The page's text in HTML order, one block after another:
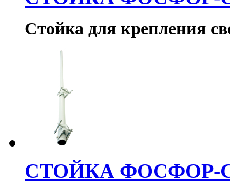
Стойка для крепления
СТОЙКА ФОСФОР-